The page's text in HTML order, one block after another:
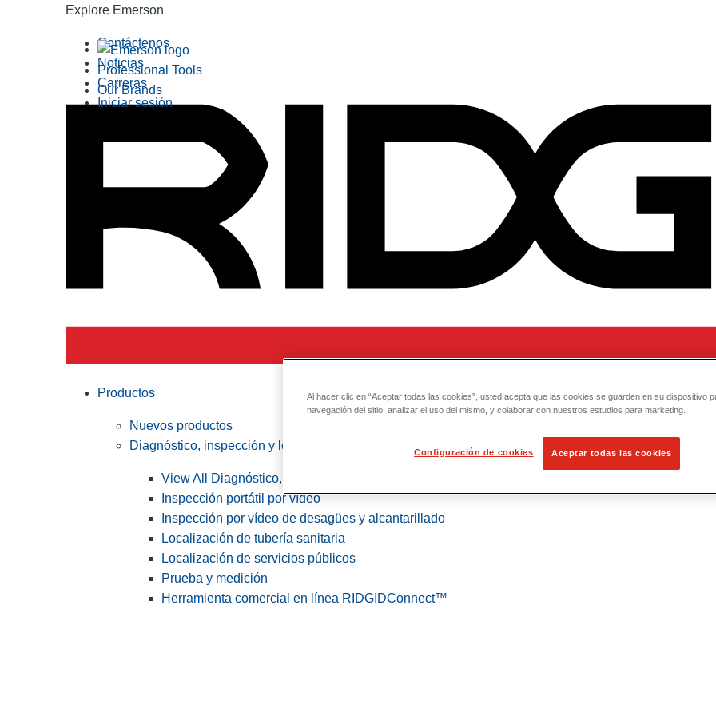
Explore Emerson
Professional Tools
Our Brands
Contáctenos
Noticias
Carreras
Iniciar sesión
Productos
Nuevos productos
Diagnóstico, inspección y localización
View All Diagnóstico, inspección y localización
Inspección portátil por vídeo
Inspección por vídeo de desagües y alcantarillado
Localización de tubería sanitaria
Localización de servicios públicos
Prueba y medición
Herramienta comercial en línea RIDGIDConnect™
Al hacer clic en “Aceptar todas las cookies”, usted acepta que las cookies se guarden en su dispositivo
navegación del sitio, analizar el uso del mismo, y colaborar con nuestros estudios para marketing.
Configuración de cookies Aceptar todas las cookies